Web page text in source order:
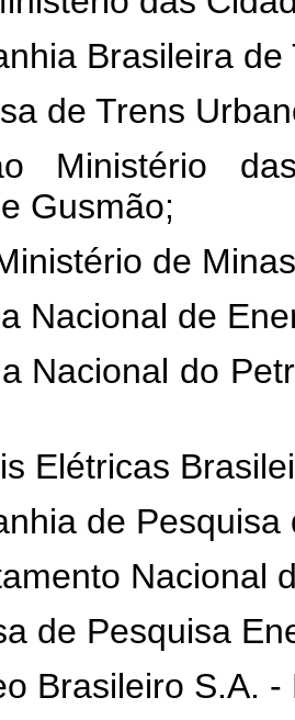
Brasileira
de Trens
Ministério das
Gusmão;
de
Nacional de
Nacional do
Elétricas
de
Nacional
de Pesquisa
Brasileiro S.A. -